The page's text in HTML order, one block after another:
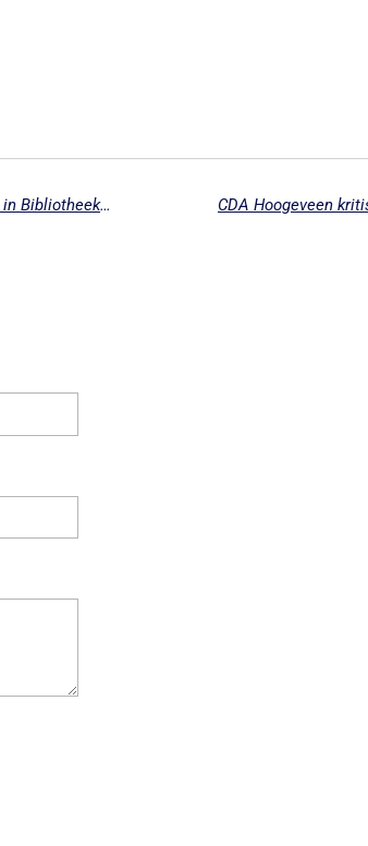
Samen lezen en ontdekken tijdens BoekStartdag in Bibliotheek Hoogeveen